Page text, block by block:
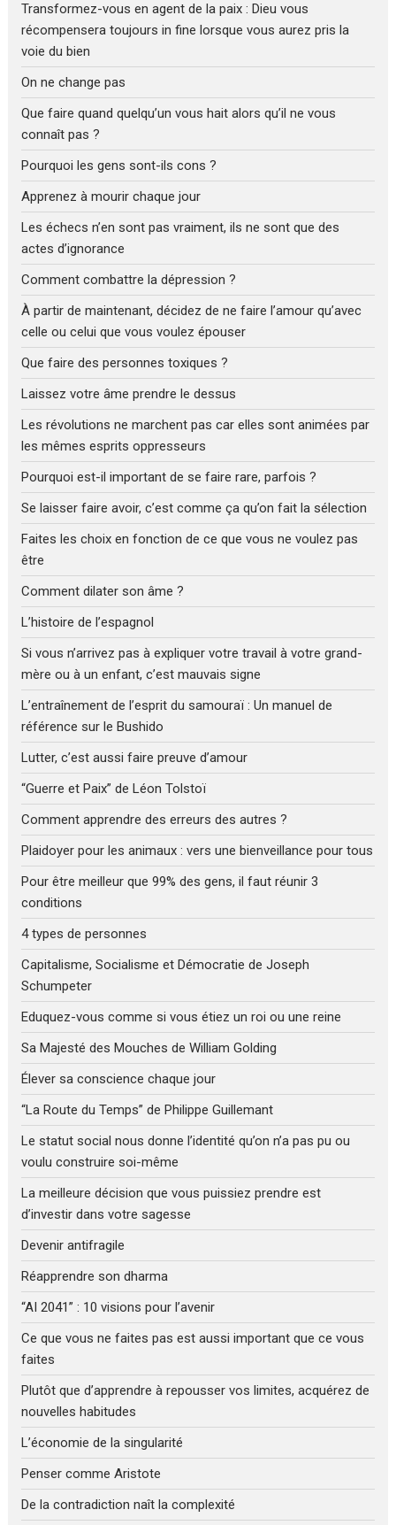
Transformez-vous en agent de la paix : Dieu vous
récompensera toujours in fine lorsque vous aurez pris la
voie du bien
On ne change pas
Que faire quand quelqu’un vous hait alors qu’il ne vous
connaît pas ?
Pourquoi les gens sont-ils cons ?
Apprenez à mourir chaque jour
Les échecs n’en sont pas vraiment, ils ne sont que des
actes d’ignorance
Comment combattre la dépression ?
À partir de maintenant, décidez de ne faire l’amour qu’avec
celle ou celui que vous voulez épouser
Que faire des personnes toxiques ?
Laissez votre âme prendre le dessus
Les révolutions ne marchent pas car elles sont animées par
les mêmes esprits oppresseurs
Pourquoi est-il important de se faire rare, parfois ?
Se laisser faire avoir, c’est comme ça qu’on fait la sélection
Faites les choix en fonction de ce que vous ne voulez pas
être
Comment dilater son âme ?
L’histoire de l’espagnol
Si vous n’arrivez pas à expliquer votre travail à votre grand-
mère ou à un enfant, c’est mauvais signe
L’entraînement de l’esprit du samouraï : Un manuel de
référence sur le Bushido
Lutter, c’est aussi faire preuve d’amour
“Guerre et Paix” de Léon Tolstoï
Comment apprendre des erreurs des autres ?
Plaidoyer pour les animaux : vers une bienveillance pour tous
Pour être meilleur que 99% des gens, il faut réunir 3
conditions
4 types de personnes
Capitalisme, Socialisme et Démocratie de Joseph
Schumpeter
Eduquez-vous comme si vous étiez un roi ou une reine
Sa Majesté des Mouches de William Golding
Élever sa conscience chaque jour
“La Route du Temps” de Philippe Guillemant
Le statut social nous donne l’identité qu’on n’a pas pu ou
voulu construire soi-même
La meilleure décision que vous puissiez prendre est
d’investir dans votre sagesse
Devenir antifragile
Réapprendre son dharma
“AI 2041” : 10 visions pour l’avenir
Ce que vous ne faites pas est aussi important que ce vous
faites
Plutôt que d’apprendre à repousser vos limites, acquérez de
nouvelles habitudes
L’économie de la singularité
Penser comme Aristote
De la contradiction naît la complexité